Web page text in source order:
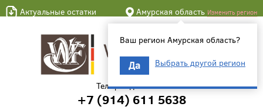
Актуальные остатки Амурская область Изменить регион
Ваш регион Амурская область?
Да Выбрать другой регион
Телефон для связи
+7 (914) 611 5638